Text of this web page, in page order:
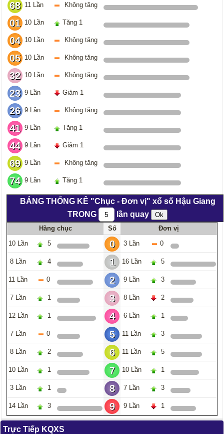
68 11 Lần Không tăng
01 10 Lần Tăng 1
04 10 Lần Không tăng
05 10 Lần Không tăng
32 10 Lần Không tăng
23 9 Lần Giảm 1
26 9 Lần Không tăng
41 9 Lần Tăng 1
44 9 Lần Giảm 1
69 9 Lần Không tăng
74 9 Lần Tăng 1
BẢNG THỐNG KÊ "Chục - Đơn vị" xổ số Hậu Giang
TRONG
lần quay
Hàng chục Số
Đơn vị
10 Lần
5 0 3 Lần 0
8 Lần 4 1 16 Lần 5
11 Lần 0 2 9 Lần 3
7 Lần 1 3 8 Lần 2
12 Lần 1 4 6 Lần 1
7 Lần 0 5 11 Lần 3
8 Lần 2 6 11 Lần 5
10 Lần 1 7 10 Lần 1
3 Lần 1 8 7 Lần 3
14 Lần 3 9 9 Lần 1
Trực Tiếp KQXS